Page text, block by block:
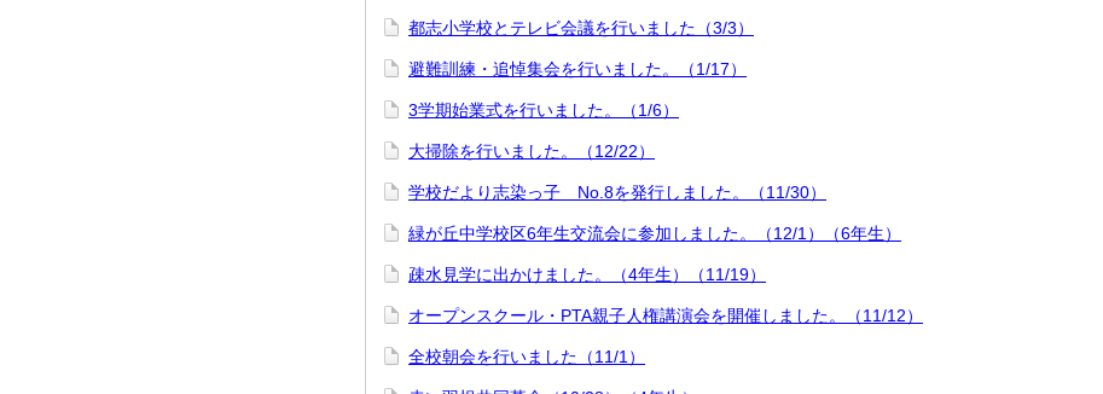
都志小学校とテレビ会議を行いました（3/3）
避難訓練・追悼集会を行いました。（1/17）
3学期始業式を行いました。（1/6）
大掃除を行いました。（12/22）
学校だより志染っ子 No.8を発行しました。（11/30）
緑が丘中学校区6年生交流会に参加しました。（12/1）（6年生）
疎水見学に出かけました。（4年生）（11/19）
オープンスクール・PTA親子人権講演会を開催しました。（11/12）
全校朝会を行いました（11/1）